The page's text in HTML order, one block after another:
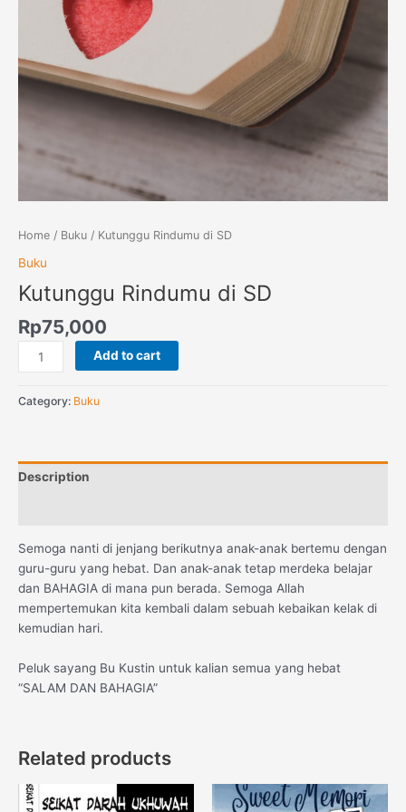
Home / Buku / Kutunggu Rindumu di SD
Buku
Kutunggu Rindumu di SD
Rp75,000
Add to cart
Category: Buku
Description
Semoga nanti di jenjang berikutnya anak-anak bertemu dengan
guru-guru yang hebat. Dan anak-anak tetap merdeka belajar
dan BAHAGIA di mana pun berada. Semoga Allah
mempertemukan kita kembali dalam sebuah kebaikan kelak di
kemudian hari.
Peluk sayang Bu Kustin untuk kalian semua yang hebat
“SALAM DAN BAHAGIA”
Related products